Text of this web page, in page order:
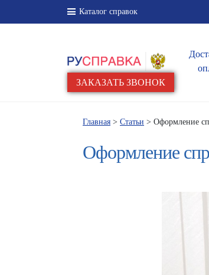
Каталог справок
ЗАКАЗАТЬ ЗВОНОК
Главная >Статьи > Оформление
Оформление